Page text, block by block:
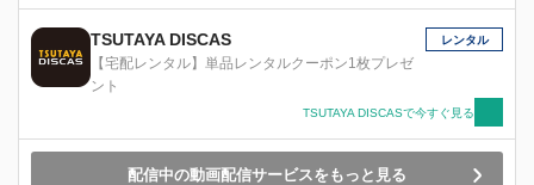
を思わせますが、そこに繰り広げられるのは宇宙
人をものともしないガールズトーク！ 男性の前
では決して見せないであろうイマドキ女子の本音
居候することになるアパートの住人で、料理上手
は、ゼクシィ8代目CMガールに選ばれた新木優子
が務め、同じアパートに住む、思ったことはすぐ
TSUTAYA DISCAS
【宅配レンタル】単品レンタルクーポン1枚プレゼ
ント
レンタル
TSUTAYA DISCASで今すぐ見る
配信中の動画配信サービスをもっと見る